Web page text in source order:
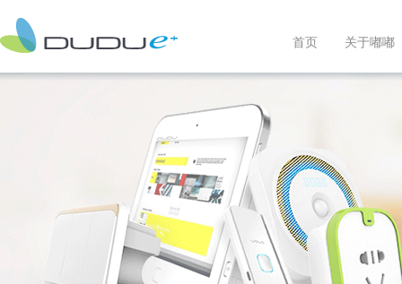
首页 关于嘟嘟